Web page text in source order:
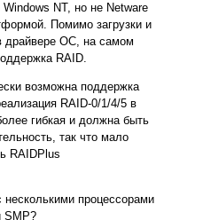
NT, но не Netware
Помимо загрузки и
драйвере ОС, на самом
RAID.
возможна поддержка
RAID-0/1/4/5 в
гибкая и должна быть
так что мало
RAIDPlus
несколькими процессорами
SMP?